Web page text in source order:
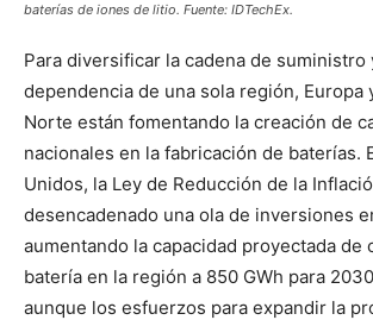
baterías de iones de litio. Fuente: IDTechEx.
Para diversificar la cadena de suministro
dependencia de una sola región, Europa
Norte están fomentando la creación de
nacionales en la fabricación de baterías.
Unidos, la Ley de Reducción de la
desencadenado una ola de inversiones
aumentando la capacidad proyectada de
batería en la región a 850 GWh para
aunque los esfuerzos para expandir la